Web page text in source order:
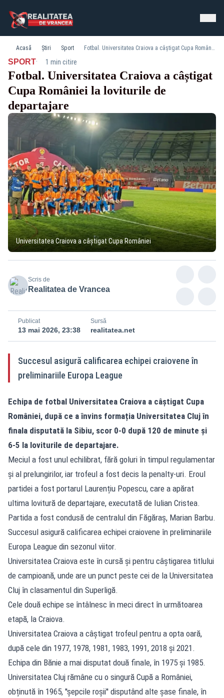
Acasă Știri Sport Fotbal. Universitatea Craiova a câștigat Cupa României la loviturile de departajare
SPORT· 1 min citire
Fotbal. Universitatea Craiova a câștigat
Cupa României la loviturile de
departajare
Universitatea Craiova a câștigat Cupa României
Scris de
Realitatea de Vrancea
Publicat
13 mai 2026, 23:38
Sursă
realitatea.net
Succesul asigură calificarea echipei craiovene în
preliminariile Europa League
Echipa de fotbal Universitatea Craiova a câștigat Cupa
României, după ce a învins formația Universitatea Cluj în
finala disputată la Sibiu, scor 0-0 după 120 de minute și
6-5 la loviturile de departajare.
Meciul a fost unul echilibrat, fără goluri în timpul regulamentar
și al prelungirilor, iar trofeul a fost decis la penalty-uri. Eroul
partidei a fost portarul Laurențiu Popescu, care a apărat
ultima lovitură de departajare, executată de Iulian Cristea.
Partida a fost condusă de centralul din Făgăraș, Marian Barbu.
Succesul asigură calificarea echipei craiovene în preliminariile
Europa League din sezonul viitor.
Universitatea Craiova este în cursă și pentru câștigarea titlului
de campioană, unde are un punct peste cei de la Universitatea
Cluj în clasamentul din Superligă.
Cele două echipe se întâlnesc în meci direct în următoarea
etapă, la Craiova.
Universitatea Craiova a câștigat trofeul pentru a opta oară,
după cele din 1977, 1978, 1981, 1983, 1991, 2018 și 2021.
Echipa din Bănie a mai disputat două finale, în 1975 și 1985.
Universitatea Cluj rămâne cu o singură Cupă a României,
obținută în 1965, ''șepcile roșii'' disputând alte șase finale, în